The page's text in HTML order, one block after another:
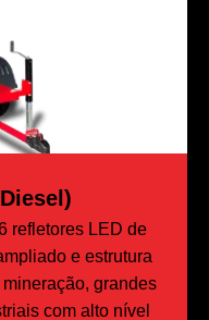
refletores LED de
e estrutura
grandes
com alto nível